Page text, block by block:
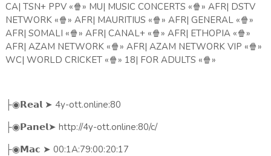
CA| TSN+ PPV «🍿» MU| MUSIC CONCERTS «🍿» AFR| DSTV
NETWORK «🍿» AFR| MAURITIUS «🍿» AFR| GENERAL «🍿»
AFR| SOMALI «🍿» AFR| CANAL+ «🍿» AFR| ETHOPIA «🍿»
AFR| AZAM NETWORK «🍿» AFR| AZAM NETWORK VIP «🍿»
WC| WORLD CRICKET «🍿» 18| FOR ADULTS «🍿»
├◉𝗥𝗲𝗮𝗹 ➤ 4y-ott.online:80
├◉𝗣𝗮𝗻𝗲𝗹➤ http://4y-ott.online:80/c/
├◉𝗠𝗮𝗰 ➤ 00:1A:79:00:20:17